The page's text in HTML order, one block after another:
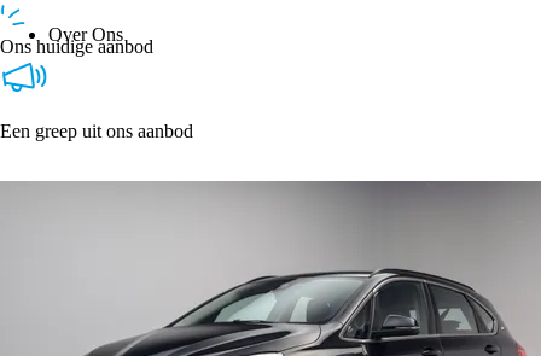
Over Ons
Ons huidige aanbod
Een greep uit ons aanbod